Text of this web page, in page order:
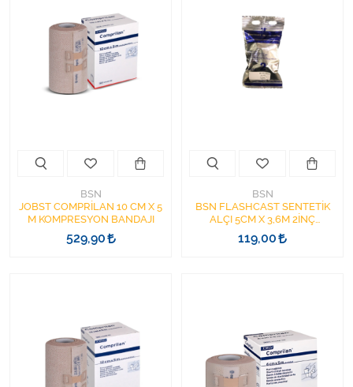
BSN
JOBST COMPRİLAN 10 CM X 5
M KOMPRESYON BANDAJI
529,90
BSN
BSN FLASHCAST SENTETİK
ALÇI 5CM X 3,6M 2İNÇ
AMERİKAN MODEL ALÇI
119,00